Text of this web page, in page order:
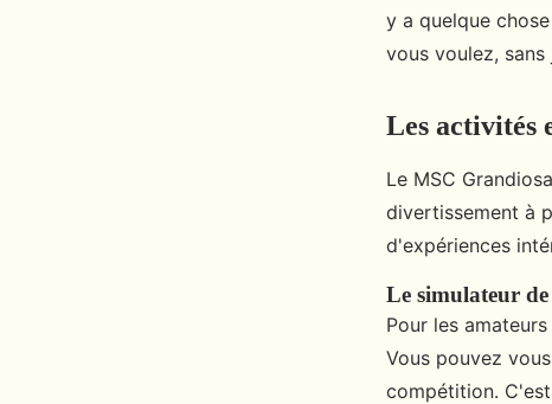
y a quelque
vous voulez,
Les activités
Le MSC
divertissement à
d'expériences
Le simulateur
Pour les
Vous pouvez
compétition.